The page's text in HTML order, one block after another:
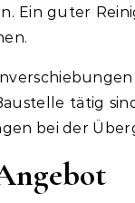
Ein guter
tätig
bei der